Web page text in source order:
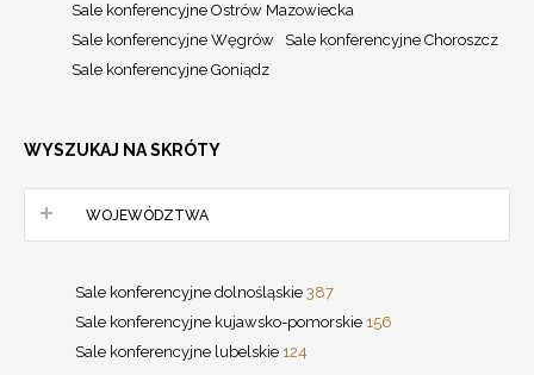
Sale konferencyjne Ostrów Mazowiecka
Sale konferencyjne Węgrów
Sale konferencyjne Choroszcz
Sale konferencyjne Goniądz
WYSZUKAJ NA SKRÓTY
WOJEWÓDZTWA
Sale konferencyjne dolnośląskie 387
Sale konferencyjne kujawsko-pomorskie 156
Sale konferencyjne lubelskie 124